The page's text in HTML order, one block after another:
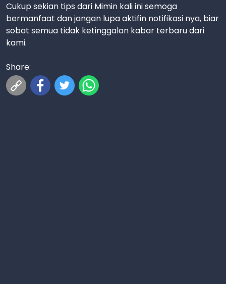
Cukup sekian tips dari Mimin kali ini semoga
bermanfaat dan jangan lupa aktifin notifikasi nya, biar
sobat semua tidak ketinggalan kabar terbaru dari
kami.
Share: